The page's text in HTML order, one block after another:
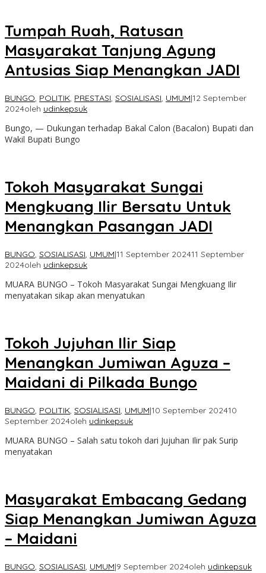
Tumpah Ruah, Ratusan
Masyarakat Tanjung Agung
Antusias Siap Menangkan JADI
BUNGO POLITIK PRESTASI SOSIALISASI UMUM|12 September
2024oleh udinkepsuk
Bungo, — Dukungan terhadap Bakal Calon (Bacalon) Bupati dan
Wakil Bupati Bungo
Tokoh Masyarakat Sungai
Mengkuang Ilir Bersatu Untuk
Menangkan Pasangan JADI
BUNGO, SOSIALISASI, UMUM|11 September 202411 September
2024oleh udinkepsuk
MUARA BUNGO – Tokoh Masyarakat Sungai Mengkuang Ilir
menyatakan sikap akan menyatukan
Tokoh Jujuhan Ilir Siap
Menangkan Jumiwan Aguza –
Maidani di Pilkada Bungo
BUNGO, POLITIK, SOSIALISASI, UMUM|10 September 202410
September 2024oleh udinkepsuk
MUARA BUNGO – Salah satu tokoh dari Jujuhan Ilir pak Surip
menyatakan
Masyarakat Embacang Gedang
Siap Menangkan Jumiwan Aguza
– Maidani
BUNGO, SOSIALISASI, UMUM|9 September 2024oleh udinkepsuk